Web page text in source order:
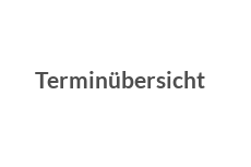
Terminübersicht